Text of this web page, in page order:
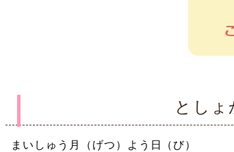
とし
まいしゅう月（げつ）よう日（び）